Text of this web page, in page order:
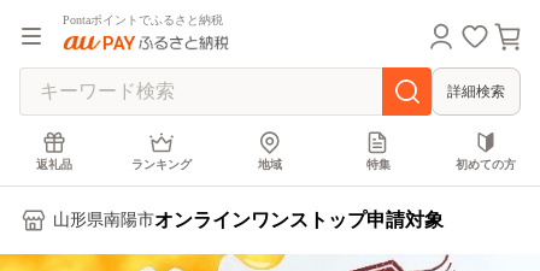
Pontaポイントでふるさと納税
詳細検索
返礼品 ランキング 地域 特集 初めての方
山形県南陽市オンラインワンストップ申請対象